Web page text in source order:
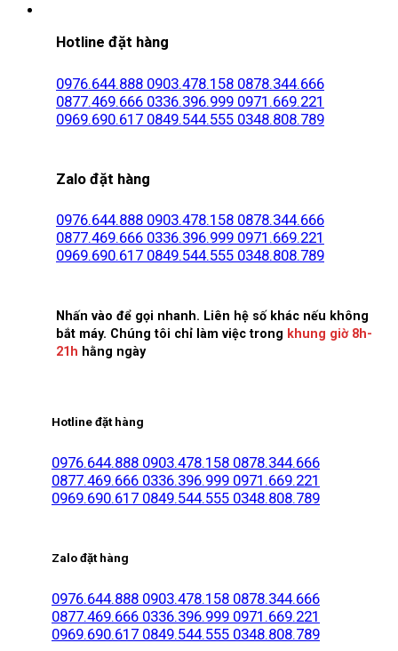
Hotline đặt hàng
0976.644.888 0903.478.158 0878.344.666
0877.469.666 0336.396.999 0971.669.221
0969.690.617 0849.544.555 0348.808.789
Zalo đặt hàng
0976.644.888 0903.478.158 0878.344.666
0877.469.666 0336.396.999 0971.669.221
0969.690.617 0849.544.555 0348.808.789
Nhấn vào để gọi nhanh. Liên hệ số khác nếu không
bắt máy. Chúng tôi chỉ làm việc trong khung giờ 8h-
21h hằng ngày
Hotline đặt hàng
0976.644.888 0903.478.158 0878.344.666
0877.469.666 0336.396.999 0971.669.221
0969.690.617 0849.544.555 0348.808.789
Zalo đặt hàng
0976.644.888 0903.478.158 0878.344.666
0877.469.666 0336.396.999 0971.669.221
0969.690.617 0849.544.555 0348.808.789